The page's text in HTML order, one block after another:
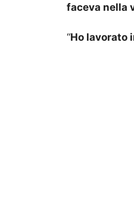
faceva nella
“Ho lavorato